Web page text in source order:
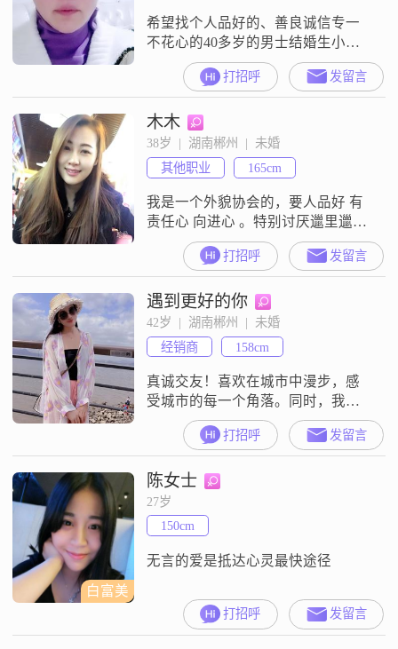
希望找个人品好的、善良诚信专一
不花心的40多岁的男士结婚生小
孩，骗色骗财的渣男勿扰，收入低
的勿扰，身高1米75，有房子，有经
济基础，没有负债，可以比我小几
岁，工作要稳定，想生三个小孩，
收入低的养不起三个小孩，老的勿
扰，丑的勿扰，矮的勿扰
打招呼 发留言
木木
38岁  |  湖南郴州  |  未婚
其他职业
165cm
我是一个外貌协会的，要人品好 有
责任心 向进心 。特别讨厌邋里邋遢
的人 还有就是我不是会员 很多信息
看不到 。
打招呼 发留言
遇到更好的你
42岁  |  湖南郴州  |  未婚
经销商
158cm
真诚交友！喜欢在城市中漫步，感
受城市的每一个角落。同时，我也
热衷于有氧舞蹈，这让我保持了良
好的身体状态和心态。我认为，互
相尊重和真诚沟通是建立良好关系
的基础，只有这样，我们才能共同
进步，相互理解。在选择伴侣时，
我更看重信任和包容。我相信，只
有在一个充满信任和包容的环境
中，两个人才能真正地走到一起，
打招呼 发留言
白富美
陈女士
27岁
150cm
无言的爱是抵达心灵最快途径
打招呼 发留言